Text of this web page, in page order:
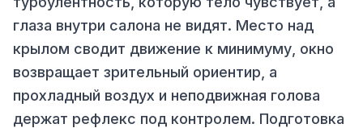
глаза внутри салона не видят. Место над
крылом сводит движение к минимуму, окно
возвращает зрительный ориентир, а
прохладный воздух и неподвижная голова
держат рефлекс под контролем. Подготовка